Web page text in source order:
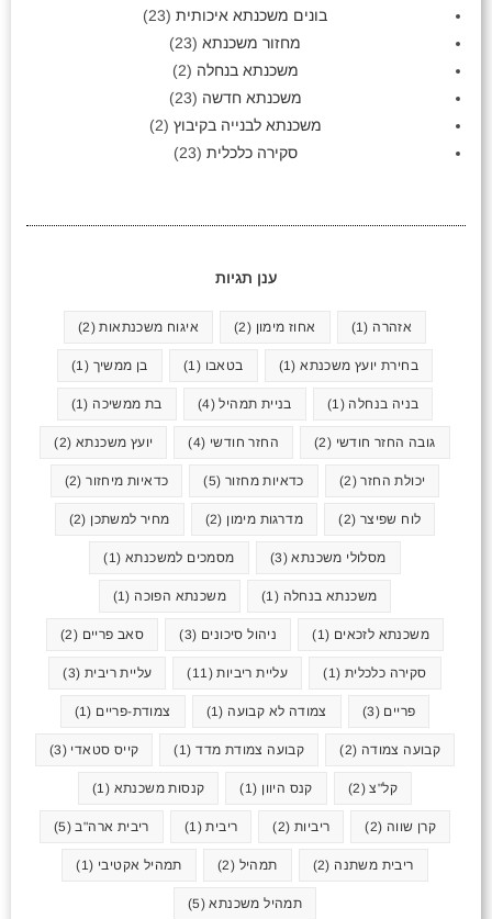
בונים משכנתא איכותית (23)
מחזור משכנתא (23)
משכנתא בנחלה (2)
משכנתא חדשה (23)
משכנתא לבנייה בקיבוץ (2)
סקירה כלכלית (23)
ענן תגיות
אזהרה (1) אחוז מימון (2) איגוח משכנתאות(2)
בחירת יועץ משכנתא(1) בטאבו (1) בן ממשיך (1)
בניה בנחלה (1) בניית תמהיל(4) בת ממשיכה (1)
גובה החזר חודשי (2) החזר חודשי (4) יועץ משכנתא (2)
יכולת החזר(2) כדאיות מחזור (5) כדאיות מיחזור(2)
לוח שפיצר (2) מדרגות מימון (2) מחיר למשתכן (2)
מסלולי משכנתא(3) מסמכים למשכנתא(1)
משכנתא בנחלה (1) משכנתא הפוכה (1)
משכנתא לזכאים (1) ניהול סיכונים (3) סאב פריים (2)
סקירה כלכלית (1) עליית ריביות(11) עליית ריבית (3)
פריים (3) צמודה לא קבועה (1) צמודת-פריים (1)
קבועה צמודה (2) קבועה צמודת מדד(1) קייס סטאדי (3)
קל"צ(2) קנס היוון (1) קנסות משכנתא (1)
קרן שווה (2) ריביות(2) ריבית(1) ריבית ארה"ב(5)
ריבית משתנה (2) תמהיל (2) תמהיל אקטיבי (1)
תמהיל משכנתא(5)